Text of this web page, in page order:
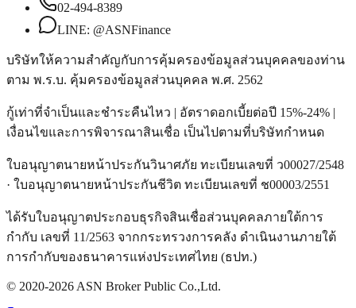
02-494-8389
LINE: @ASNFinance
บริษัทให้ความสำคัญกับการคุ้มครองข้อมูลส่วนบุคคลของท่าน
ตาม พ.ร.บ. คุ้มครองข้อมูลส่วนบุคคล พ.ศ. 2562
กู้เท่าที่จำเป็นและชำระคืนไหว | อัตราดอกเบี้ยต่อปี 15%-24% |
เงื่อนไขและการพิจารณาสินเชื่อ เป็นไปตามที่บริษัทกำหนด
ใบอนุญาตนายหน้าประกันวินาศภัย ทะเบียนเลขที่ ว00027/2548
· ใบอนุญาตนายหน้าประกันชีวิต ทะเบียนเลขที่ ช00003/2551
ได้รับใบอนุญาตประกอบธุรกิจสินเชื่อส่วนบุคคลภายใต้การ
กำกับ เลขที่ 11/2563 จากกระทรวงการคลัง ดำเนินงานภายใต้
การกำกับของธนาคารแห่งประเทศไทย (ธปท.)
© 2020-2026 ASN Broker Public Co.,Ltd.